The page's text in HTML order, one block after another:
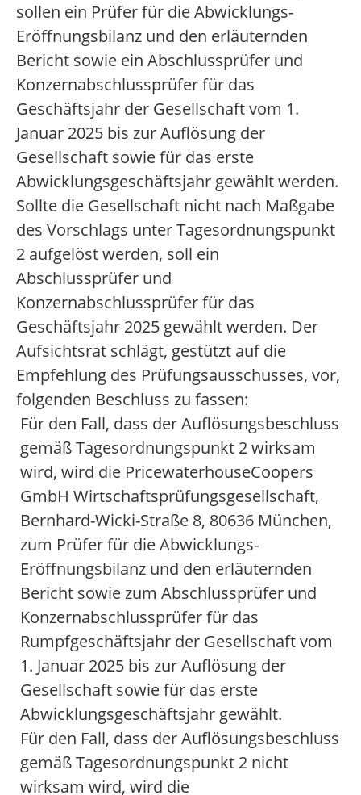
sollen ein Prüfer für die Abwicklungs-
Eröffnungsbilanz und den erläuternden
Bericht sowie ein Abschlussprüfer und
Konzernabschlussprüfer für das
Geschäftsjahr der Gesellschaft vom 1.
Januar 2025 bis zur Auflösung der
Gesellschaft sowie für das erste
Abwicklungsgeschäftsjahr gewählt werden.
Sollte die Gesellschaft nicht nach Maßgabe
des Vorschlags unter Tagesordnungspunkt
2 aufgelöst werden, soll ein
Abschlussprüfer und
Konzernabschlussprüfer für das
Geschäftsjahr 2025 gewählt werden. Der
Aufsichtsrat schlägt, gestützt auf die
Empfehlung des Prüfungsausschusses, vor,
folgenden Beschluss zu fassen:
Für den Fall, dass der Auflösungsbeschluss
gemäß Tagesordnungspunkt 2 wirksam
wird, wird die PricewaterhouseCoopers
GmbH Wirtschaftsprüfungsgesellschaft,
Bernhard-Wicki-Straße 8, 80636 München,
zum Prüfer für die Abwicklungs-
Eröffnungsbilanz und den erläuternden
Bericht sowie zum Abschlussprüfer und
Konzernabschlussprüfer für das
Rumpfgeschäftsjahr der Gesellschaft vom
1. Januar 2025 bis zur Auflösung der
Gesellschaft sowie für das erste
Abwicklungsgeschäftsjahr gewählt.
Für den Fall, dass der Auflösungsbeschluss
gemäß Tagesordnungspunkt 2 nicht
wirksam wird, wird die